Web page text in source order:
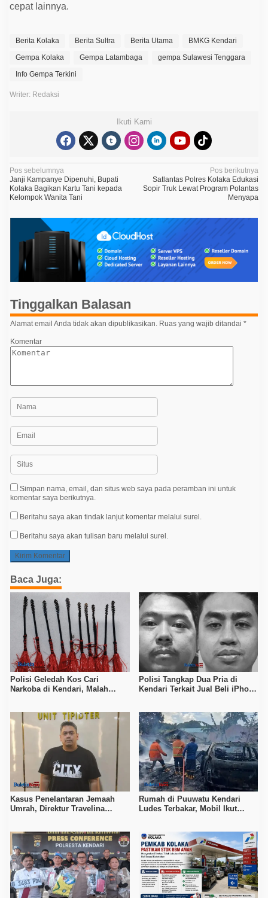
cepat lainnya.
Berita Kolaka Berita Sultra Berita Utama
BMKG Kendari
Gempa Kolaka
Gempa Latambaga
gempa Sulawesi Tenggara
Info Gempa Terkini
Writer: Redaksi
Ikuti Kami
N
a
v
i
i
p
o
s
Pos sebelumnya
Janji Kampanye Dipenuhi, Bupati
Kolaka Bagikan Kartu Tani kepada
Kelompok Wanita Tani
Pos berikutnya
Satlantas Polres Kolaka Edukasi
Sopir Truk Lewat Program Polantas
Menyapa
Tinggalkan Balasan
Alamat email Anda tidak akan dipublikasikan. Ruas yang wajib ditandai *
Komentar
Simpan nama, email, dan situs web saya pada peramban ini untuk
komentar saya berikutnya.
Beritahu saya akan tindak lanjut komentar melalui surel.
Beritahu saya akan tulisan baru melalui surel.
Baca Juga:
Polisi Geledah Kos Cari
Narkoba di Kendari, Malah
Polisi Tangkap Dua Pria di
Kendari Terkait Jual Beli iPhone
Kasus Penelantaran Jemaah
Umrah, Direktur Travelina
Rumah di Puuwatu Kendari
Ludes Terbakar, Mobil Ikut